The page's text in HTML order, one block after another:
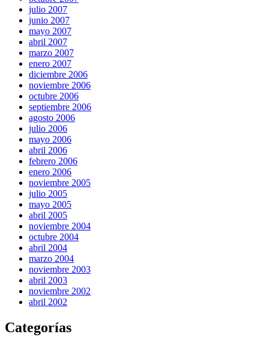
julio 2007
junio 2007
mayo 2007
abril 2007
marzo 2007
enero 2007
diciembre 2006
noviembre 2006
octubre 2006
septiembre 2006
agosto 2006
julio 2006
mayo 2006
abril 2006
febrero 2006
enero 2006
noviembre 2005
julio 2005
mayo 2005
abril 2005
noviembre 2004
octubre 2004
abril 2004
marzo 2004
noviembre 2003
abril 2003
noviembre 2002
abril 2002
Categorías